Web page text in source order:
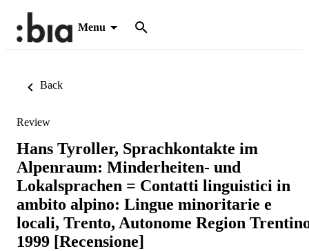
Menu
Back
Review
Hans Tyroller, Sprachkontakte im
Alpenraum: Minderheiten- und
Lokalsprachen = Contatti linguistici in
ambito alpino: Lingue minoritarie e
locali, Trento, Autonome Region
1999 [Recensione]